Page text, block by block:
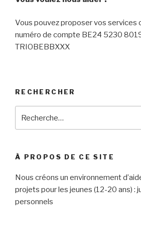
Vous pouvez proposer vos services
numéro de compte BE24 5230
TRIOBEBBXXX
RECHERCHER
pour
À PROPOS DE CE SITE
Nous créons un environnement
projets pour les jeunes (12-20 ans) :
personnels